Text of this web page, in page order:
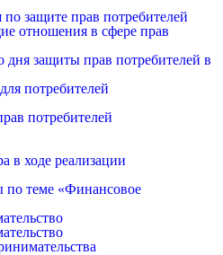
защите прав потребителей
отношения в сфере прав
защиты прав потребителей в
потребителей
потребителей
в ходе реализации
теме «Финансовое